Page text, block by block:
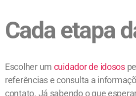
Cada etapa
Escolher um cuidador de idosos
referências e consulta a
contato. Já sabendo o que